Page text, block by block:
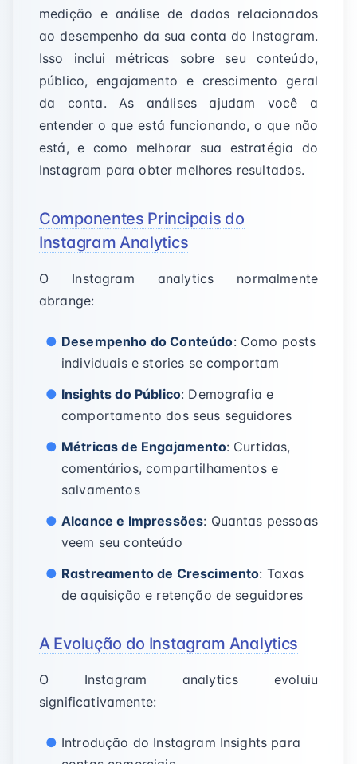
medição e análise de dados relacionados
ao desempenho da sua conta do Instagram.
Isso inclui métricas sobre seu conteúdo,
público, engajamento e crescimento geral
da conta. As análises ajudam você a
entender o que está funcionando, o que não
está, e como melhorar sua estratégia do
Instagram para obter melhores resultados.
Componentes Principais do
Instagram Analytics
O Instagram analytics normalmente
abrange:
Desempenho do Conteúdo: Como posts
individuais e stories se comportam
Insights do Público: Demografia e
comportamento dos seus seguidores
Métricas de Engajamento: Curtidas,
comentários, compartilhamentos e
salvamentos
Alcance e Impressões: Quantas pessoas
veem seu conteúdo
Rastreamento de Crescimento: Taxas
de aquisição e retenção de seguidores
A Evolução do Instagram Analytics
O Instagram analytics evoluiu
significativamente:
Introdução do Instagram Insights para